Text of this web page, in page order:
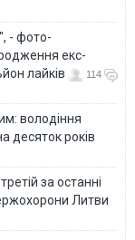
- фото-
екс-
лайків
114
володіння
десяток років
за останні
Литви